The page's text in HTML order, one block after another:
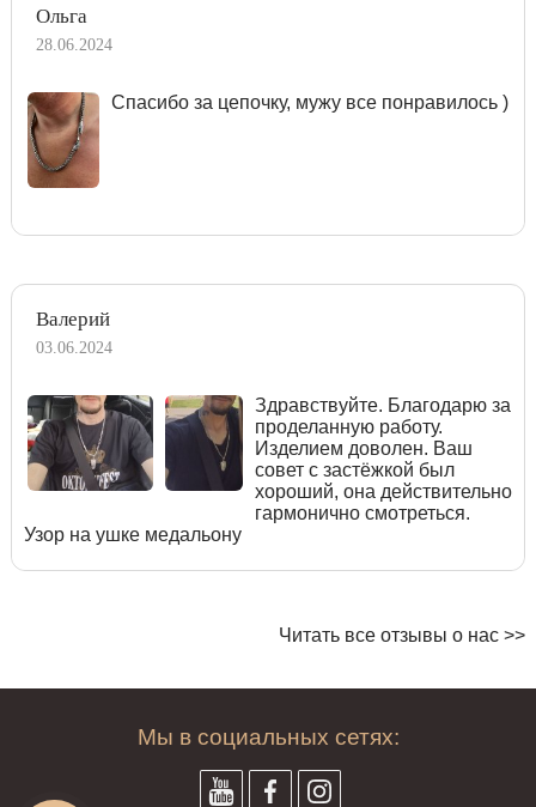
Ольга
28.06.2024
Спасибо за цепочку, мужу все понравилось )
Валерий
03.06.2024
Здравствуйте. Благодарю за
проделанную работу.
Изделием доволен. Ваш
совет с застёжкой был
хороший, она действительно
гармонично смотреться.
Узор на ушке медальону
Читать все отзывы о нас >>
Мы в социальных сетях: